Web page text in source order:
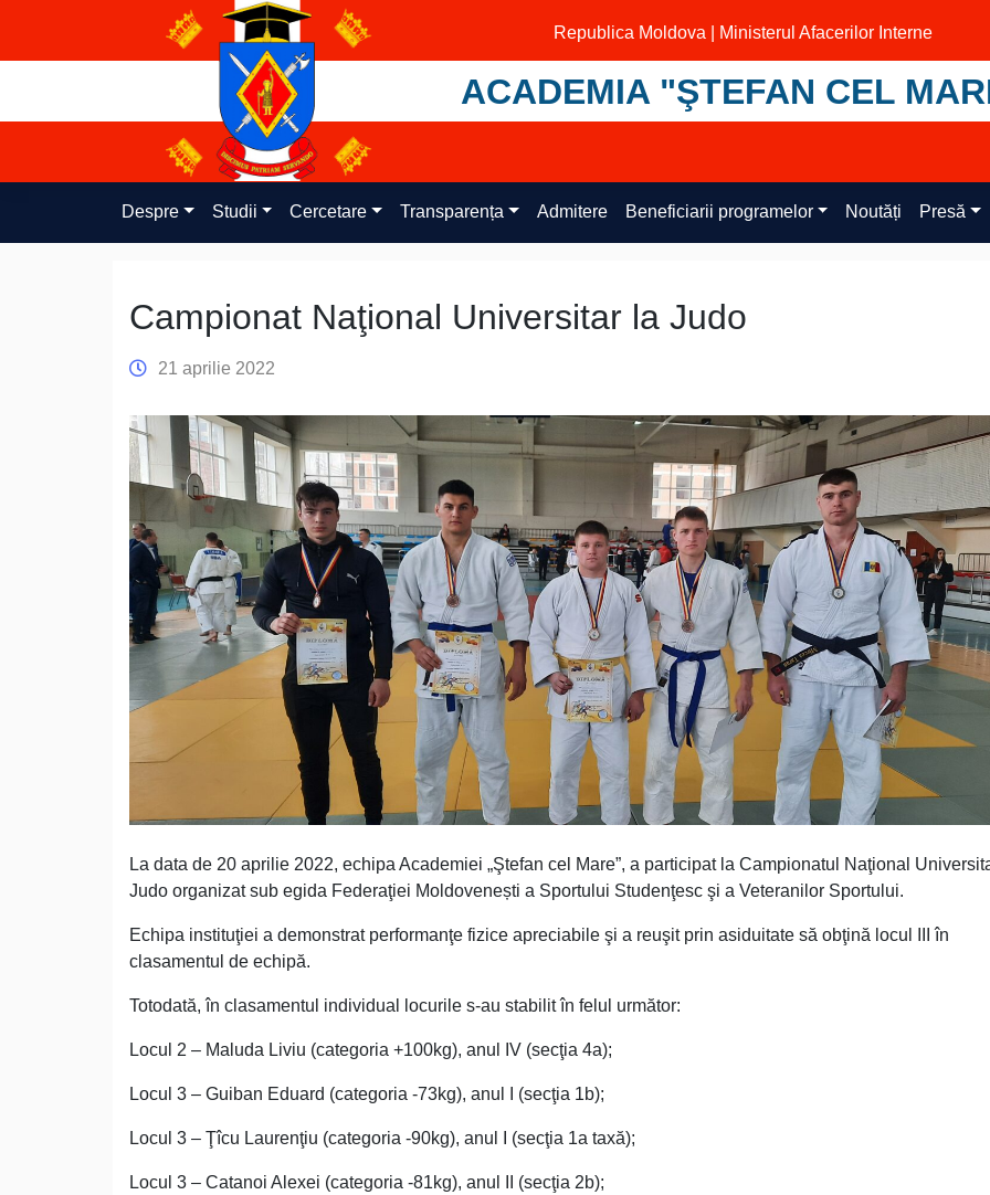
content
Republica Moldova | Ministerul Afacerilor Interne
ACADEMIA "ŞTEFAN CEL
Despre Studii Cercetare Transparența Admitere Beneficiarii programelor Noutăți Presă
Campionat Naţional Universitar la Judo
21 aprilie 2022
La data de 20 aprilie 2022, echipa Academiei „Ştefan cel Mare”, a participat la Campionatul Naţional
Judo organizat sub egida Federaţiei Moldovenești a Sportului Studenţesc şi a Veteranilor Sportului.
Echipa instituţiei a demonstrat performanţe fizice apreciabile şi a reuşit prin asiduitate să obţină locul III în
clasamentul de echipă.
Totodată, în clasamentul individual locurile s-au stabilit în felul următor:
Locul 2 – Maluda Liviu (categoria +100kg), anul IV (secţia 4a);
Locul 3 – Guiban Eduard (categoria -73kg), anul I (secţia 1b);
Locul 3 – Ţîcu Laurenţiu (categoria -90kg), anul I (secţia 1a taxă);
Locul 3 – Catanoi Alexei (categoria -81kg), anul II (secţia 2b);